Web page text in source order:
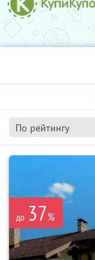
По рейтингу
до 37%